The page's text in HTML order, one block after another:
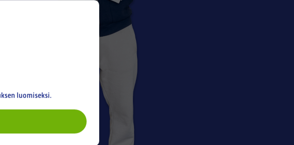
luomiseksi.